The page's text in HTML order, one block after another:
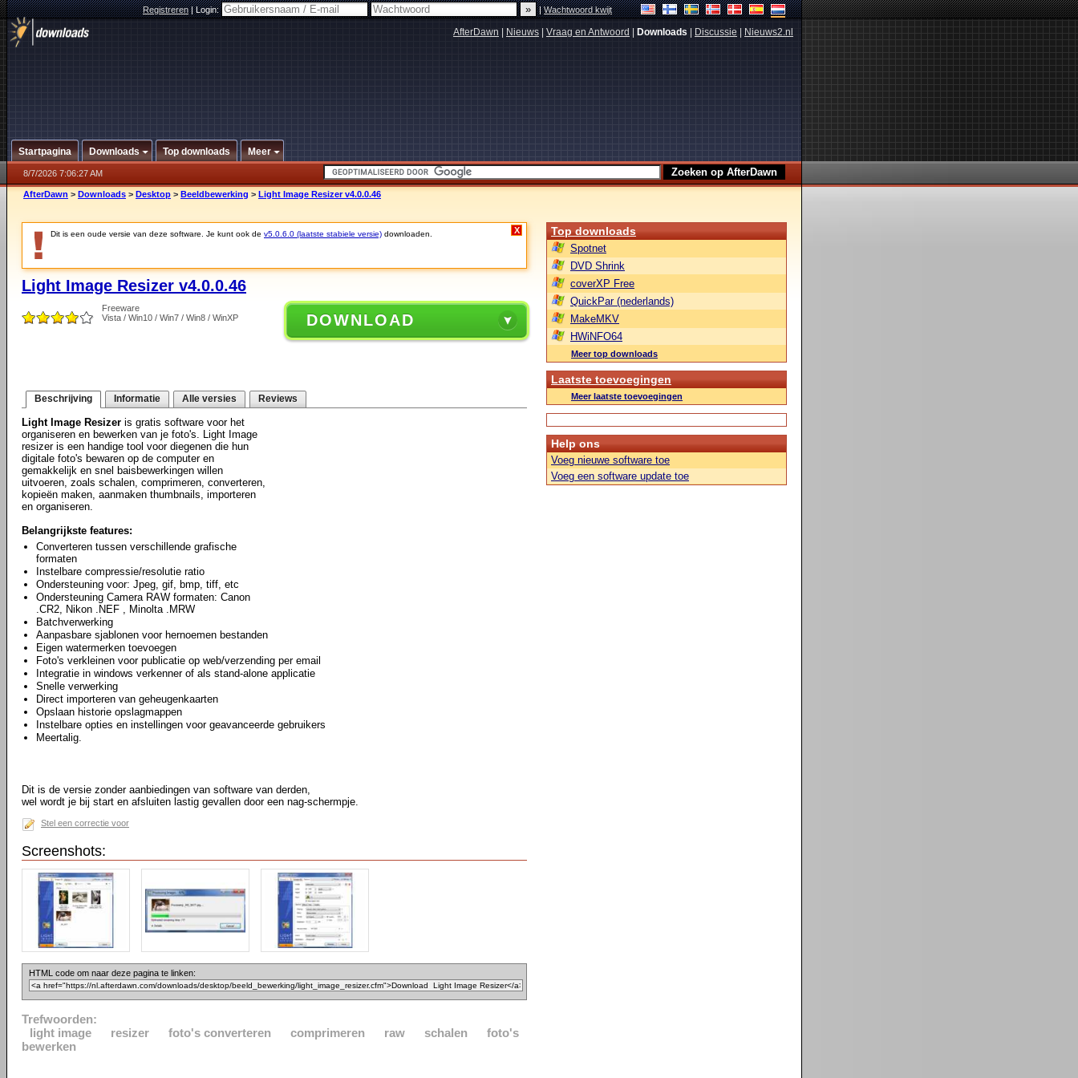
Registreren|Login: |Wachtwoord kwijt
AfterDawn Nieuws Vraag en Antwoord Downloads Discussie Nieuws2.nl
Startpagina Downloads Top downloads Meer
8/7/2026 7:06:27 AM
AfterDawn > Downloads > Desktop > Beeldbewerking > Light Image Resizer v4.0.0.46
Dit is een oude versie van deze software. Je kunt ook de v5.0.6.0 (laatste stabiele versie) downloaden. X
Light Image Resizer v4.0.0.46
Freeware
Vista / Win10 / Win7 / Win8 / WinXP
DOWNLOAD
Beschrijving Informatie Alle versies Reviews
Light Image Resizer is gratis software voor het
organiseren en bewerken van je foto's. Light Image
resizer is een handige tool voor diegenen die hun
digitale foto's bewaren op de computer en
gemakkelijk en snel baisbewerkingen willen
uitvoeren, zoals schalen, comprimeren, converteren,
kopieën maken, aanmaken thumbnails, importeren
en organiseren.
Belangrijkste features:
Converteren tussen verschillende grafische
formaten
Instelbare compressie/resolutie ratio
Ondersteuning voor: Jpeg, gif, bmp, tiff, etc
Ondersteuning Camera RAW formaten: Canon
.CR2, Nikon .NEF , Minolta .MRW
Batchverwerking
Aanpasbare sjablonen voor hernoemen bestanden
Eigen watermerken toevoegen
Foto's verkleinen voor publicatie op web/verzending per email
Integratie in windows verkenner of als stand-alone applicatie
Snelle verwerking
Direct importeren van geheugenkaarten
Opslaan historie opslagmappen
Instelbare opties en instellingen voor geavanceerde gebruikers
Meertalig.
Dit is de versie zonder aanbiedingen van software van derden,
wel wordt je bij start en afsluiten lastig gevallen door een nag-schermpje.
Stel een correctie voor
Screenshots:
HTML code om naar deze pagina te linken:
Trefwoorden:
light image
resizer foto's converteren comprimeren raw schalen
foto's
bewerken
Top downloads
Spotnet
DVD Shrink
coverXP Free
QuickPar (nederlands)
MakeMKV
HWiNFO64
Meer top downloads
Laatste toevoegingen
Meer laatste toevoegingen
Help ons
Voeg nieuwe software toe
Voeg een software update toe